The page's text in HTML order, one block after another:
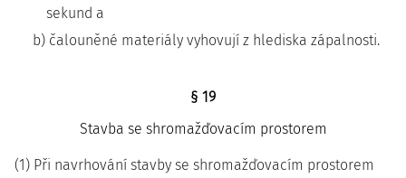
sekund a
b) čalouněné materiály vyhovují z hlediska zápalnosti.
§ 19
Stavba se shromažďovacím prostorem
(1) Při navrhování stavby se shromažďovacím prostorem